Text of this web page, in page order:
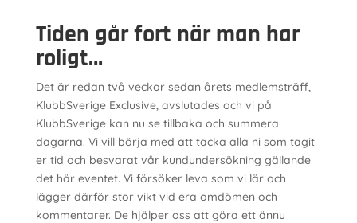
Tiden går fort när man har
roligt…
Det är redan två veckor sedan årets medlemsträff,
KlubbSverige Exclusive, avslutades och vi på
KlubbSverige kan nu se tillbaka och summera
dagarna. Vi vill börja med att tacka alla ni som tagit
er tid och besvarat vår kundundersökning gällande
det här eventet. Vi försöker leva som vi lär och
lägger därför stor vikt vid era omdömen och
kommentarer. De hjälper oss att göra ett ännu